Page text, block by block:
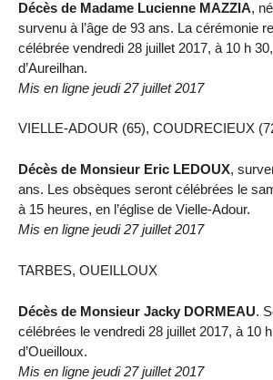
Décès de Madame Lucienne MAZZIA,
survenu à l’âge de 93 ans. La cérémonie
célébrée vendredi 28 juillet 2017, à 10 h
d’Aureilhan.
Mis en ligne jeudi 27 juillet 2017
VIELLE-ADOUR (65), COUDRECIEUX
Décès de Monsieur Eric LEDOUX,
ans. Les obsèques seront célébrées le
à 15 heures, en l’église de Vielle-Adour.
Mis en ligne jeudi 27 juillet 2017
TARBES, OUEILLOUX
Décès de Monsieur Jacky DORMEAU.
célébrées le vendredi 28 juillet 2017, à 10 h
d’Oueilloux.
Mis en ligne jeudi 27 juillet 2017